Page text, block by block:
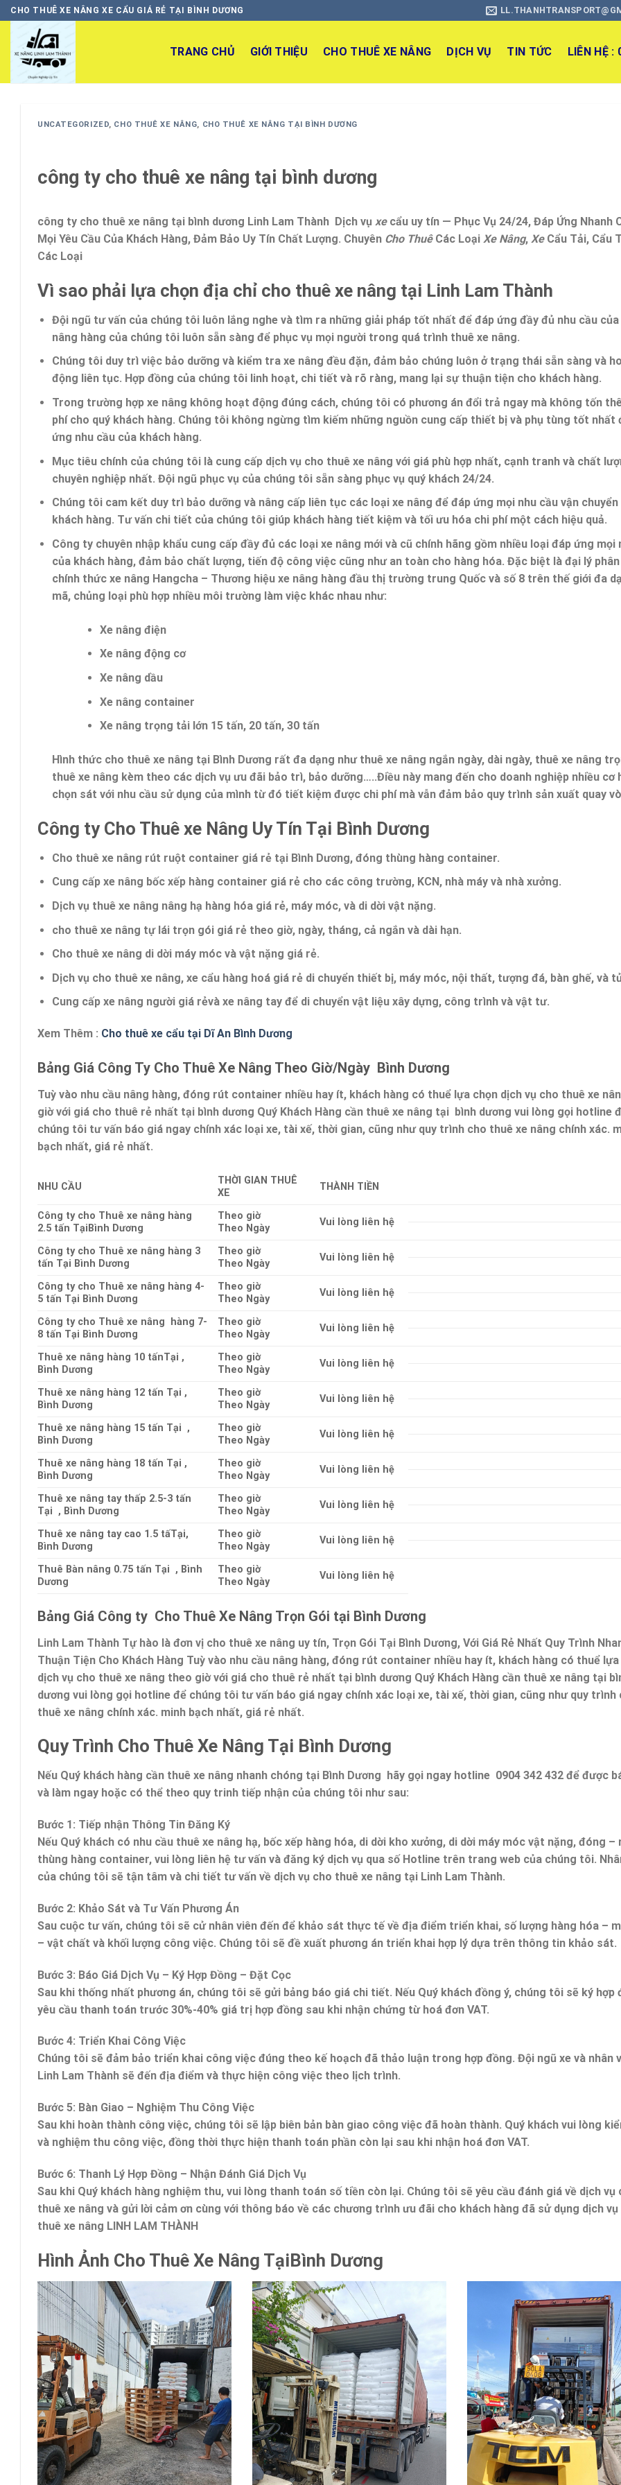
Skip
to
content
CHO THUÊ XE NÂNG XE CẨU GIÁ RẺ TẠI BÌNH DƯƠNG
TRANG CHỦ GIỚI THIỆU CHO THUÊ XE NÂNG DỊCH VỤ TIN TỨC LIÊN HỆ :
UNCATEGORIZED, CHO THUÊ XE NÂNG, CHO THUÊ XE NÂNG TẠI BÌNH DƯƠNG
công ty cho thuê xe nâng tại bình dương
công ty cho thuê xe nâng tại bình dương Linh Lam Thành Dịch vụ xecẩu uy tín — Phục Vụ 24/24, Đáp Ứng Nhanh
Mọi Yêu Cầu Của Khách Hàng, Đảm Bảo Uy Tín Chất Lượng. Chuyên Cho ThuêCác Loại Xe Nâng, XeCẩu Tải, Cẩu
Các Loại
Vì sao phải lựa chọn địa chỉ cho thuê xe nâng tại Linh Lam Thành
Đội ngũ tư vấn của chúng tôi luôn lắng nghe và tìm ra những giải pháp tốt nhất để đáp ứng đầy đủ nhu cầu của
nâng hàng của chúng tôi luôn sẵn sàng để phục vụ mọi người trong quá trình thuê xe nâng.
Chúng tôi duy trì việcbảo dưỡng và kiểm tra xe nâng đều đặn, đảm bảo chúng luôn ở trạng thái sẵn sàng và
động liên tục. Hợp đồng của chúng tôi linh hoạt, chi tiết và rõ ràng, mang lại sự thuận tiện cho khách hàng.
Trong trường hợp xe nâng không hoạt động đúng cách, chúng tôi có phương án đổi trả ngay mà không tốn
phí cho quý khách hàng. Chúng tôi không ngừng tìm kiếm những nguồn cung cấp thiết bị và phụ tùng tốt nhất
ứng nhu cầu của khách hàng.
Mục tiêu chính của chúng tôi là cung cấp dịch vụ cho thuê xe nâng với giá phù hợp nhất, cạnh tranh và chất
chuyên nghiệp nhất. Đội ngũ phục vụ của chúng tôi sẵn sàng phục vụ quý khách 24/24.
Chúng tôi cam kết duy trì bảo dưỡng và nâng cấp liên tụccác loại xe nâng để đáp ứng mọi nhu cầu vận chuyển
khách hàng. Tư vấn chi tiết của chúng tôigiúp khách hàng tiết kiệmvà tối ưu hóa chi phí một cách hiệu quả.
Công ty chuyên nhập khẩu cung cấp đầy đủ các loại xe nâng mới và cũ chính hãng gồm nhiều loại đáp ứng mọi
của khách hàng, đảm bảo chất lượng, tiến độ công việc cũng như an toàn cho hàng hóa. Đặc biệt là đại lý
chính thức xe nâng Hangcha – Thương hiệu xe nâng hàng đầu thị trường trung Quốc và số 8 trên thế giới đa
mã, chủng loại phù hợp nhiều môi trường làm việc khác nhau như:
Xe nâng điện
Xe nâng động cơ
Xe nâng dầu
Xe nâng container
Xe nâng trọng tải lớn 15 tấn, 20 tấn, 30 tấn
Hình thức cho thuê xe nâng tại Bình Dương rất đa dạng như thuê xe nâng ngắn ngày, dài ngày, thuê xe nâng
thuê xe nâng kèm theo các dịch vụ ưu đãi bảo trì, bảo dưỡng…..Điều này mang đến cho doanh nghiệp nhiều cơ
chọn sát với nhu cầu sử dụng của mình từ đó tiết kiệm được chi phí mà vẫn đảm bảo quy trình sản xuất quay
Công ty Cho Thuê xe Nâng Uy Tín Tại Bình Dương
Cho thuê xe nâng rút ruột container giá rẻ tại Bình Dương, đóng thùng hàng container.
Cung cấp xe nâng bốc xếp hàng container giá rẻ cho các công trường, KCN, nhà máy và nhà xưởng.
Dịch vụ thuê xe nâng nâng hạ hàng hóa giá rẻ,máy móc, và di dời vật nặng.
cho thuê xe nâng tự lái trọn gói giá rẻtheo giờ, ngày, tháng, cả ngắn và dài hạn.
Cho thuê xe nâng di dời máy móc và vật nặng giá rẻ.
Dịch vụ cho thuê xe nâng, xe cẩu hàng hoá giá rẻ di chuyển thiết bị, máy móc, nội thất, tượng đá, bàn ghế, và
Cung cấp xe nâng người giá rẻvà xe nâng tay để di chuyển vật liệu xây dựng, công trình và vật tư.
Xem Thêm : Cho thuê xe cẩu tại Dĩ An Bình Dương
Bảng Giá Công Ty Cho Thuê Xe Nâng Theo Giờ/Ngày Bình Dương
Tuỳ vào nhu cầu nâng hàng, đóng rút container nhiều hay ít, khách hàng có thuể lựa chọn dịch vụ cho thuê xe
giờ với giá cho thuê rẻ nhất tại bình dương Quý Khách Hàng cần thuê xe nâng tại bình dương vui lòng gọi hotline
chúng tôi tư vấn báo giá ngay chính xác loại xe, tài xế, thời gian, cũng như quy trình cho thuê xe nâng chính xác.
bạch nhất, giá rẻ nhất.
NHU CẦU
THỜI GIAN THUÊ
XE
THÀNH TIỀN
Công ty cho Thuê xe nâng hàng
2.5 tấn TạiBình Dương
Theo giờ
Theo Ngày
Vui lòng liên hệ
Công ty cho Thuê xe nâng hàng 3
tấn Tại Bình Dương
Theo giờ
Theo Ngày
Vui lòng liên hệ
Công ty cho Thuê xe nâng hàng 4-
5 tấn Tại Bình Dương
Theo giờ
Theo Ngày
Vui lòng liên hệ
Công ty cho Thuê xe nâng hàng 7-
8 tấn Tại Bình Dương
Theo giờ
Theo Ngày
Vui lòng liên hệ
Thuê xe nâng hàng 10 tấnTại ,
Bình Dương
Theo giờ
Theo Ngày
Vui lòng liên hệ
Thuê xe nâng hàng 12 tấn Tại ,
Bình Dương
Theo giờ
Theo Ngày
Vui lòng liên hệ
Thuê xe nâng hàng 15 tấn Tại ,
Bình Dương
Theo giờ
Theo Ngày
Vui lòng liên hệ
Thuê xe nâng hàng 18 tấn Tại ,
Bình Dương
Theo giờ
Theo Ngày
Vui lòng liên hệ
Thuê xe nâng tay thấp 2.5-3 tấn
Tại , Bình Dương
Theo giờ
Theo Ngày
Vui lòng liên hệ
Thuê xe nâng tay cao 1.5 tấTại,
Bình Dương
Theo giờ
Theo Ngày
Vui lòng liên hệ
Thuê Bàn nâng 0.75 tấn Tại , Bình
Dương
Theo giờ
Theo Ngày
Vui lòng liên hệ
Bảng Giá Công ty Cho Thuê Xe Nâng Trọn Gói tại Bình Dương
Linh Lam Thành Tự hào là đơn vị cho thuê xe nâng uy tín, Trọn Gói Tại Bình Dương, Với Giá Rẻ Nhất Quy Trình
Thuận Tiện Cho Khách Hàng Tuỳ vào nhu cầu nâng hàng, đóng rút container nhiều hay ít, khách hàng có thuể
dịch vụ cho thuê xe nâng theo giờ với giá cho thuê rẻ nhất tại bình dương Quý Khách Hàng cần thuê xe nâng tại
dương vui lòng gọi hotline để chúng tôi tư vấn báo giá ngay chính xác loại xe, tài xế, thời gian, cũng như quy trình
thuê xe nâng chính xác. minh bạch nhất, giá rẻ nhất.
Quy Trình Cho Thuê Xe Nâng Tại Bình Dương
Nếu Quý khách hàng cần thuê xe nâng nhanh chóng tại Bình Dương hãy gọi ngay hotline 0904 342 432 để được
và làm ngay hoặc có thể theo quy trinh tiếp nhận của chúng tôi như sau:
Bước 1: Tiếp nhận Thông Tin Đăng Ký
Nếu Quý khách có nhu cầu thuê xe nâng hạ, bốc xếp hàng hóa, di dời kho xưởng, di dời máy móc vật nặng, đóng –
thùng hàng container, vui lòng liên hệ tư vấn và đăng ký dịch vụ qua số Hotline trên trang web của chúng tôi.
của chúng tôi sẽ tận tâm và chi tiết tư vấn về dịch vụ cho thuê xe nâng tại Linh Lam Thành.
Bước 2: Khảo Sát và Tư Vấn Phương Án
Sau cuộc tư vấn, chúng tôi sẽ cử nhân viên đến để khảo sát thực tế về địa điểm triển khai, số lượng hàng hóa –
– vật chất và khối lượng công việc. Chúng tôi sẽ đề xuất phương án triển khai hợp lý dựa trên thông tin khảo sát.
Bước 3: Báo Giá Dịch Vụ – Ký Hợp Đồng – Đặt Cọc
Sau khi thống nhất phương án, chúng tôi sẽ gửi bảng báo giá chi tiết. Nếu Quý khách đồng ý, chúng tôi sẽ ký hợp
yêu cầu thanh toán trước 30%-40% giá trị hợp đồng sau khi nhận chứng từ hoá đơn VAT.
Bước 4: Triển Khai Công Việc
Chúng tôi sẽ đảm bảo triển khai công việc đúng theo kế hoạch đã thảo luận trong hợp đồng. Đội ngũ xe và nhân
Linh Lam Thành sẽ đến địa điểm và thực hiện công việc theo lịch trình.
Bước 5: Bàn Giao – Nghiệm Thu Công Việc
Sau khi hoàn thành công việc, chúng tôi sẽ lập biên bản bàn giao công việc đã hoàn thành. Quý khách vui lòng
và nghiệm thu công việc, đồng thời thực hiện thanh toán phần còn lại sau khi nhận hoá đơn VAT.
Bước 6: Thanh Lý Hợp Đồng – Nhận Đánh Giá Dịch Vụ
Sau khi Quý khách hàng nghiệm thu, vui lòng thanh toán số tiền còn lại. Chúng tôi sẽ yêu cầu đánh giá về dịch vụ
thuê xe nâng và gửi lời cảm ơn cùng với thông báo về các chương trình ưu đãi cho khách hàng đã sử dụng dịch vụ
thuê xe nâng LINH LAM THÀNH
Hình Ảnh Cho Thuê Xe Nâng TạiBình Dương